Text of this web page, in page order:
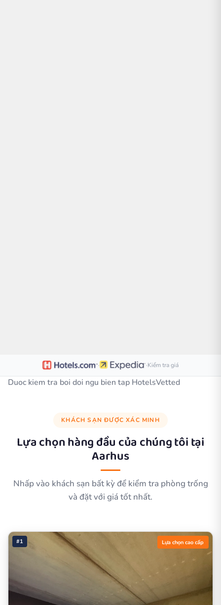
· ·Kiểm tra giá
Duoc kiem tra boi doi ngu bien tap HotelsVetted
KHÁCH SẠN ĐƯỢC XÁC MINH
Lựa chọn hàng đầu của chúng tôi tại
Aarhus
Nhấp vào khách sạn bất kỳ để kiểm tra phòng trống
và đặt với giá tốt nhất.
#1 Lựa chọn cao cấp